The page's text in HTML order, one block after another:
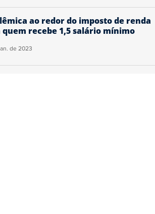
ao redor do imposto de renda
quem recebe 1,5 salário mínimo
de 2023